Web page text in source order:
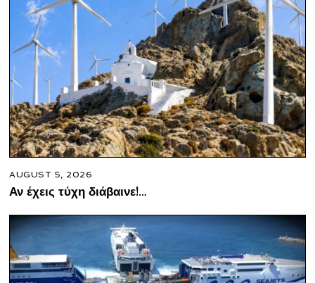
AUGUST 5, 2026
Αν έχεις τύχη διάβαινε!…